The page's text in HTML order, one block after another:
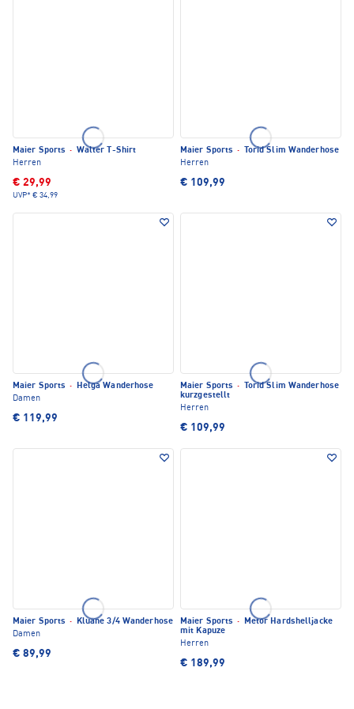
Maier Sports · Walter T-Shirt
Herren
€ 29,99
UVP* € 34,99
Maier Sports ·
Torid Slim Wanderhose
Herren
€ 109,99
Maier Sports ·
Helga Wanderhose
Damen
€ 119,99
Maier Sports ·
Torid Slim Wanderhose
kurzgestellt
Herren
€ 109,99
Maier Sports ·
Kluane 3/4 Wanderhose
Damen
€ 89,99
Maier Sports ·
Metor Hardshelljacke
mit Kapuze
Herren
€ 189,99